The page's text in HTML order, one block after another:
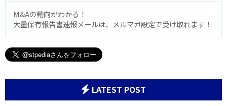
M&Aの動向がわかる！
大量保有報告書速報メールは、メルマガ設定で受け取れます！
LATEST POST